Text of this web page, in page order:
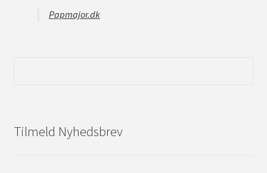
Papmajor.dk
Tilmeld Nyhedsbrev